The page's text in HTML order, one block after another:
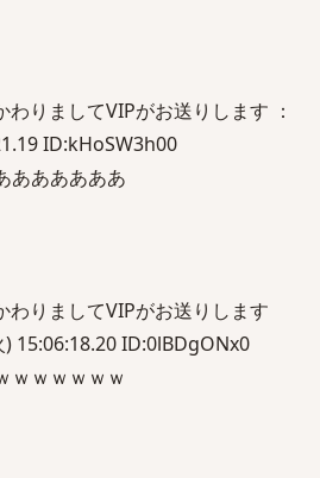
りましてVIPがお送りします ：
ID:kHoSW3h00
ああああああ
わりましてVIPがお送りします
15:06:18.20 ID:0lBDgONx0
ｗｗｗｗｗｗ